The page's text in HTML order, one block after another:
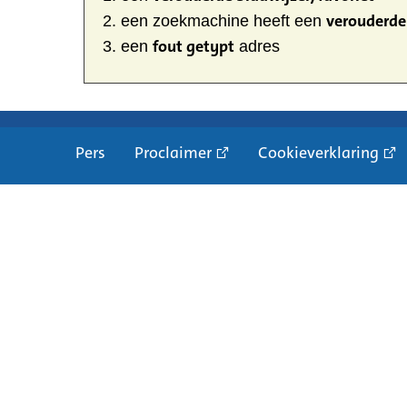
een zoekmachine heeft een
een fout getypt adres
Pers Proclaimer Cookieverklaring